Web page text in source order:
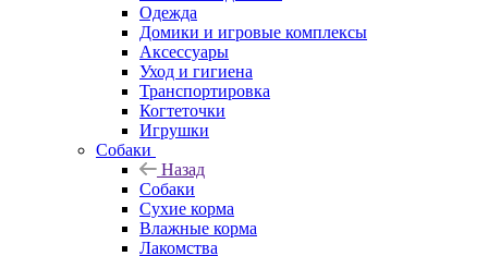
Одежда
Домики и игровые комплексы
Аксессуары
Уход и гигиена
Транспортировка
Когтеточки
Игрушки
Собаки
Назад
Собаки
Сухие корма
Влажные корма
Лакомства